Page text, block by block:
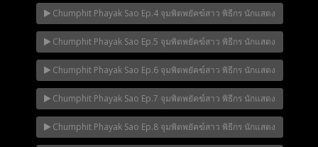
Chumphit Phayak Sao Ep.4 จุมพิตพยัคฆ์สาว พิธีกร นักแสดง
Chumphit Phayak Sao Ep.5 จุมพิตพยัคฆ์สาว พิธีกร นักแสดง
Chumphit Phayak Sao Ep.6 จุมพิตพยัคฆ์สาว พิธีกร นักแสดง
Chumphit Phayak Sao Ep.7 จุมพิตพยัคฆ์สาว พิธีกร นักแสดง
Chumphit Phayak Sao Ep.8 จุมพิตพยัคฆ์สาว พิธีกร นักแสดง